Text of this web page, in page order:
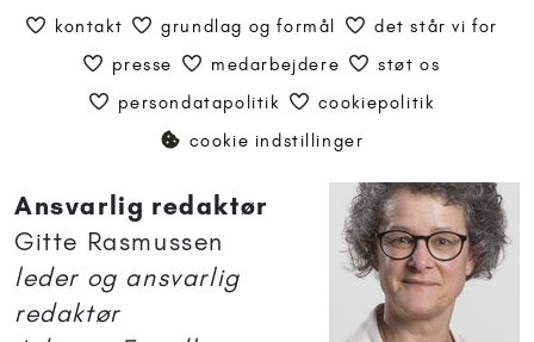
kontakt grundlag og formål
det står vi for
presse
medarbejdere
støt os
persondatapolitik
cookiepolitik
cookie indstillinger
Ansvarlig redaktør
Gitte Rasmussen
leder og ansvarlig
redaktør